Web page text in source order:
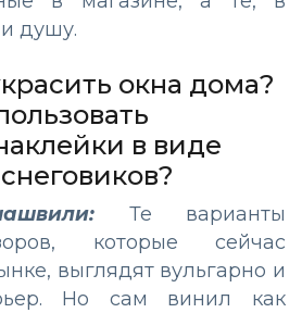
душу.
окна дома?
в виде
Те варианты
которые сейчас
выглядят вульгарно и
Но сам винил как